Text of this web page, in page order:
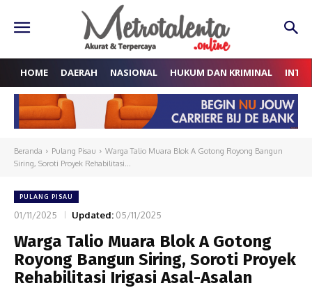
HOME DAERAH NASIONAL HUKUM DAN KRIMINAL
Beranda Pulang Pisau
Warga Talio Muara Blok A Gotong Royong Bangun
Siring, Soroti Proyek Rehabilitasi...
PULANG PISAU
01/11/2025 Updated: 05/11/2025
Warga Talio Muara Blok A Gotong
Royong Bangun Siring, Soroti Proyek
Rehabilitasi Irigasi Asal-Asalan